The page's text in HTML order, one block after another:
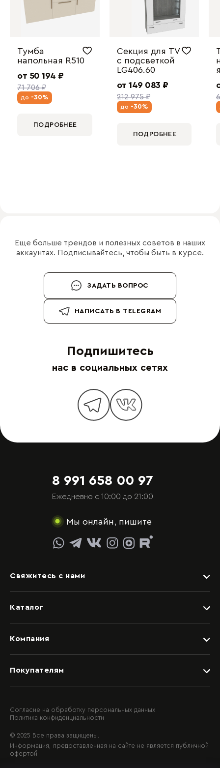
Тумба
напольная R510
от 50 194 ₽
71 706 ₽
до -30%
ПОДРОБНЕЕ
Секция для ТV
с подсветкой
LG406.60
от 149 083 ₽
212 975 ₽
до -30%
ПОДРОБНЕЕ
Еще больше трендов и полезных советов в наших
аккаунтах. Подписывайтесь, чтобы быть в курсе.
ЗАДАТЬ ВОПРОС
НАПИСАТЬ В TELEGRAM
Подпишитесь
нас в социальных сетях
8 991 658 00 97
Ежедневно с 10:00 до 21:00
Мы онлайн, пишите
Каталог
Детские
Спальни
Гостиные
Прихожие
Балконы
Мебель на заказ
Компания
Дизайнерам
Салоны
Вакансии
Контактная информация
Покупателям
Рассрочка и кредит
Качество и гарантия
Оплата
Блог
Свяжитесь с нами
Задать вопрос
Видеоконсультация со специалистом
Обращение в отдел качества
Написать руководству
Согласие на обработку персональных данных
Политика конфиденциальности
© 2025 Все права защищены.
Информация, предоставленная на сайте не является публичной
офертой